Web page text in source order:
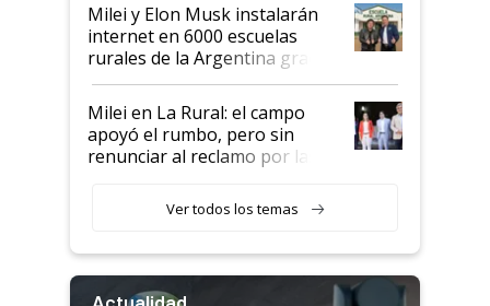
Milei y Elon Musk instalarán
internet en 6000 escuelas
rurales de la Argentina gracias
a un acuerdo con Starlink
Milei en La Rural: el campo
apoyó el rumbo, pero sin
renunciar al reclamo por las
Ver todos los temas